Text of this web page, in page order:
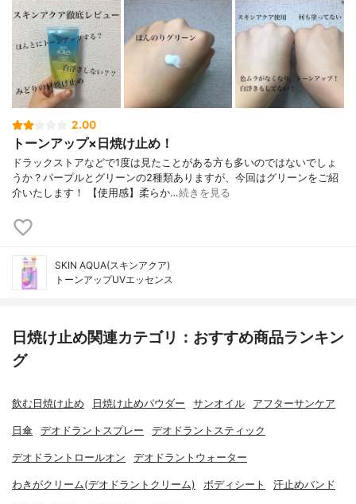
2.00
トーンアップ×日焼け止め！
ドラックストアなどで1度は見たことがある方も多いのではないでしょ
うか？パープルとグリーンの2種類ありますが、今回はグリーンをご紹
介いたします！ 【使用感】柔らか…続きを見る
SKIN AQUA(スキンアクア)
トーンアップUVエッセンス
日焼け止め関連カテゴリ：おすすめ商品ランキン
グ
飲む日焼け止め 日焼け止めパウダー サンオイル アフターサンケア
日傘 デオドラントスプレー デオドラントスティック
デオドラントロールオン デオドラントウォーター
わきがクリーム(デオドラントクリーム) ボディシート 汗止めバンド